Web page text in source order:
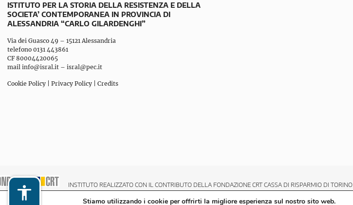
ISTITUTO PER LA STORIA DELLA RESISTENZA E DELLA
SOCIETA’ CONTEMPORANEA IN PROVINCIA DI
ALESSANDRIA “CARLO GILARDENGHI”
Via dei Guasco 49 – 15121 Alessandria
telefono 0131 443861
CF 80004420065
mail info@isral.it – isral@pec.it
Cookie Policy Privacy Policy Credits
INSTITUTO REALIZZATO CON IL CONTRIBUTO DELLA FONDAZIONE CRT CASSA DI RISPARMIO DI TORINO
Stiamo utilizzando i cookie per offrirti la migliore esperienza sul nostro sito web.